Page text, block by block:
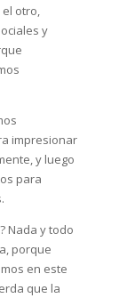
otro,
y
impresionar
y luego
para
Nada y todo
porque
en este
que la